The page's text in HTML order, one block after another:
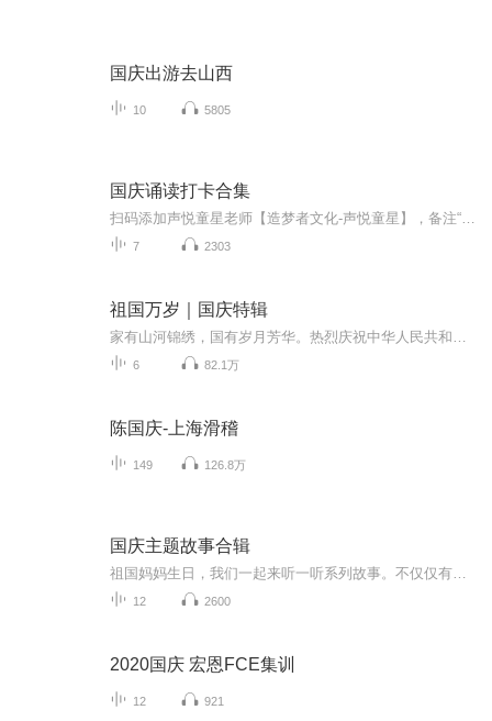
国庆出游去山西
10 5805
国庆诵读打卡合集
7 2303
祖国万岁｜国庆特辑
6 82.1万
陈国庆-上海滑稽
149 126.8万
国庆主题故事合辑
12 2600
2020国庆 宏恩FCE集训
12 921